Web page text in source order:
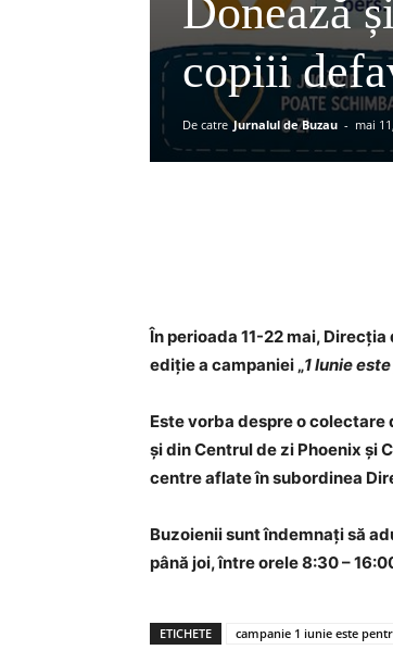
Donează
copiii
De catre Jurnalul de Buzau - mai
În perioada 11-22 mai,
ediție a campaniei „1 Iunie
Este vorba despre o
și din Centrul de zi Phoenix și
centre aflate în subordinea
Buzoienii sunt îndemnați să
până joi, între orele 8:30 –
ETICHETE campanie 1 iunie este